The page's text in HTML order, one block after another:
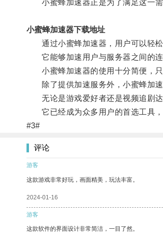
小蜜蜂加速器正是为了满足这一需
小蜜蜂加速器下载地址
通过小蜜蜂加速器，用户可以轻松
它能够加速用户与服务器之间的连
小蜜蜂加速器的使用十分简便，只
除了提供加速服务外，小蜜蜂加速
无论是游戏爱好者还是视频追剧达
它已经成为众多用户的首选工具，
#3#
评论
游客
这款游戏非常好玩，画面精美，玩法丰富。
2024-01-16
游客
这款软件的界面设计非常简洁，一目了然。